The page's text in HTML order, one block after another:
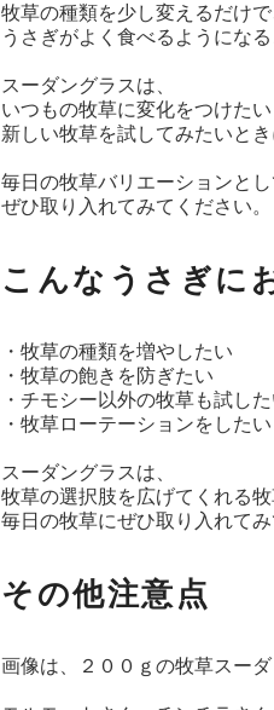
牧草の種類を少し変えるだけ
うさぎがよく食べるようにな
スーダングラスは、
いつもの牧草に変化をつけた
新しい牧草を試してみたいと
毎日の牧草バリエーションと
ぜひ取り入れてみてください。
こんなうさぎに
・牧草の種類を増やしたい
・牧草の飽きを防ぎたい
・チモシー以外の牧草も試し
・牧草ローテーションをしたい
スーダングラスは、
牧草の選択肢を広げてくれる
毎日の牧草にぜひ取り入れて
その他注意点
画像は、２００ｇの牧草スー